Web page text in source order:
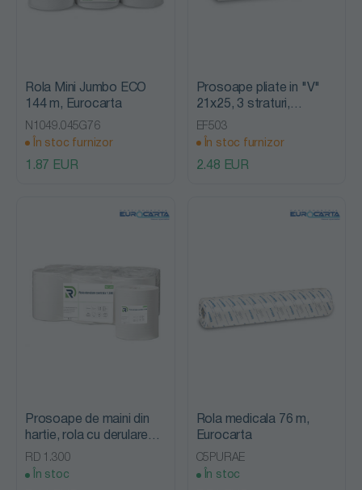
Rola Mini Jumbo ECO
144 m, Eurocarta
N1049.045G76
În stoc furnizor
1.87 EUR
Prosoape pliate in "V"
21x25, 3 straturi,
Eurocarta
EF503
În stoc furnizor
2.48 EUR
Prosoape de maini din
hartie, rola cu derulare
centrala mare, Eurocarta
RD 1.300
În stoc
Rola medicala 76 m,
Eurocarta
C5PURAE
În stoc